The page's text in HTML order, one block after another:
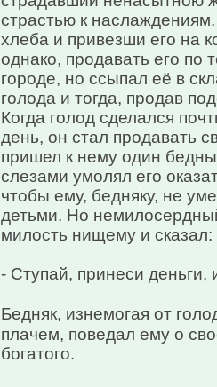
страстью к
хлеба и привезши его на
однако, продавать его по
городе, но ссыпал её в
голода и тогда, продав
Когда голод сделался
день, он стал продавать
пришел к нему один
слезами умолял его
чтобы ему, бедняку, не
детьми. Но
милость нищему и сказал:
- Ступай, принеси деньги,
Бедняк, изнемогая от
плачем, поведал ему о
богатого.